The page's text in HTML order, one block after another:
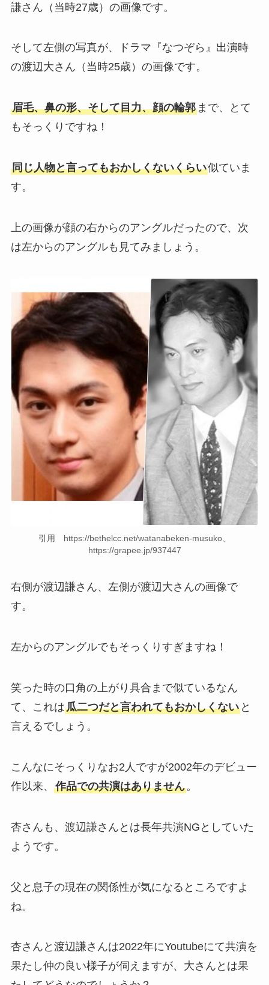
謙さん（当時27歳）の画像です。
そして左側の写真が、ドラマ『なつぞら』出演時
の渡辺大さん（当時25歳）の画像です。
眉毛、鼻の形、そして目力、顔の輪郭まで、とて
もそっくりですね！
同じ人物と言ってもおかしくないくらい似ていま
す。
上の画像が顔の右からのアングルだったので、次
は左からのアングルも見てみましょう。
引用 https://bethelcc.net/watanabeken-musuko、
https://grapee.jp/937447
右側が渡辺謙さん、左側が渡辺大さんの画像で
す。
左からのアングルでもそっくりすぎますね！
笑った時の口角の上がり具合まで似ているなん
て、これは瓜二つだと言われてもおかしくないと
言えるでしょう。
こんなにそっくりなお2人ですが2002年のデビュー
作以来、 作品での共演はありません。
杏さんも、渡辺謙さんとは長年共演NGとしていた
ようです。
父と息子の現在の関係性が気になるところですよ
ね。
杏さんと渡辺謙さんは2022年にYoutubeにて共演を
果たし仲の良い様子が伺えますが、大さんとは果